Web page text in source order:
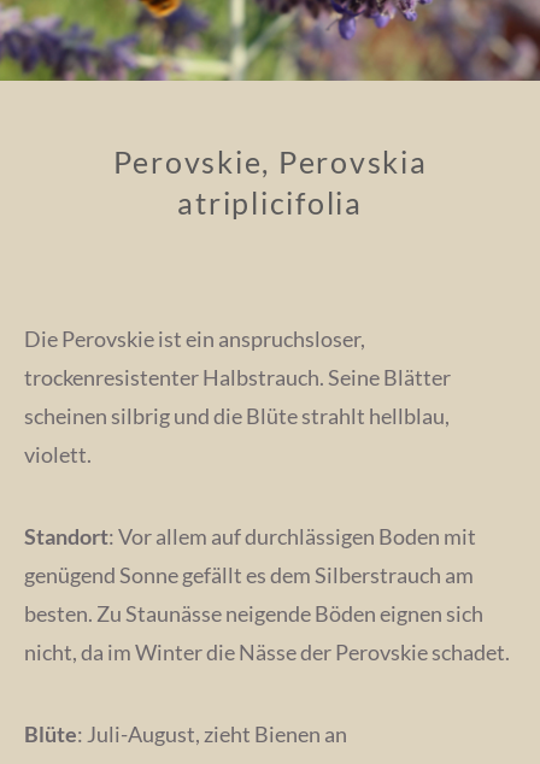
Perovskie, Perovskia
atriplicifolia
Die Perovskie ist ein anspruchsloser,
trockenresistenter Halbstrauch. Seine Blätter
scheinen silbrig und die Blüte strahlt hellblau,
violett.
Standort: Vor allem auf durchlässigen Boden mit
genügend Sonne gefällt es dem Silberstrauch am
besten. Zu Staunässe neigende Böden eignen sich
nicht, da im Winter die Nässe der Perovskie schadet.
Blüte: Juli-August, zieht Bienen an